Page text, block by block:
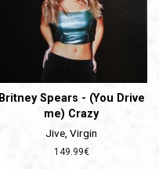
Britney Spears - (You Drive
me) Crazy
Jive, Virgin
Prix
149.99€